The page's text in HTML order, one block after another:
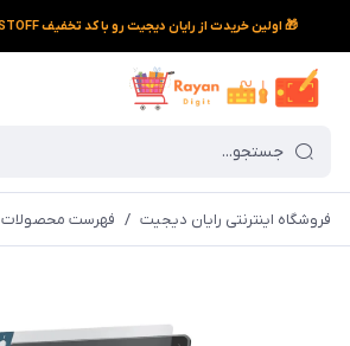
🎁 اولین خریدت از رایان دیجیت رو با کد تخفیف FIRSTOFF ارزون‌تر انجام بده.
فروشگاه اینترنتی رایان دیجیت / فهرست محصولات